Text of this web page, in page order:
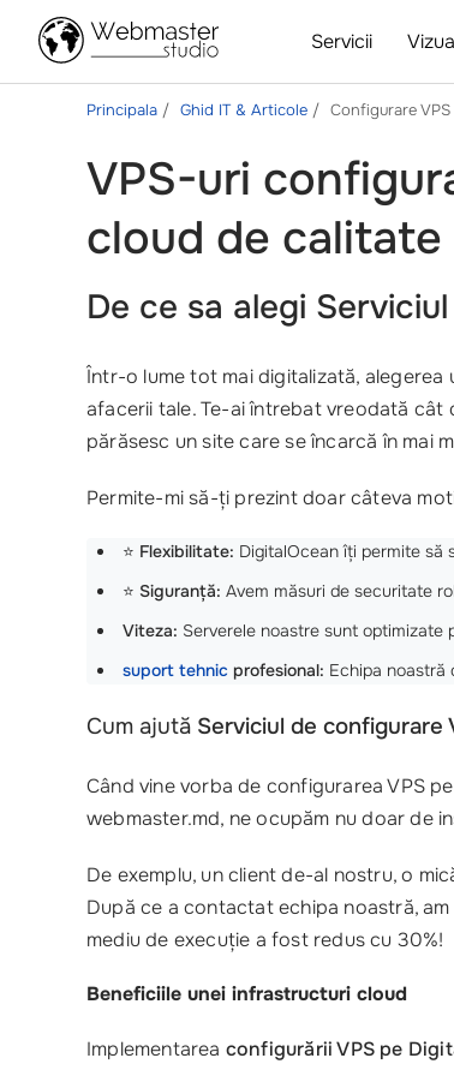
Servicii
Principala Ghid IT & Articole Configurare
VPS-uri
cloud de calitate
De ce sa alegi
Într-o lume tot mai digitalizată, alegerea
afacerii tale. Te-ai întrebat vreodată
părăsesc un site care se încarcă în mai
Permite-mi să-ți prezint doar câteva
⭐ Flexibilitate: DigitalOcean îți permite să
⭐ Siguranță: Avem măsuri de securitate
Viteza: Serverele noastre sunt optimizate
suport tehnic profesional: Echipa noastră
Cum ajută Serviciul de configurare
Când vine vorba de configurarea VPS
webmaster.md, ne ocupăm nu doar de
De exemplu, un client de-al nostru, o
După ce a contactat echipa noastră,
mediu de execuție a fost redus cu 30%!
Beneficiile unei infrastructuri cloud
Implementarea configurării VPS pe